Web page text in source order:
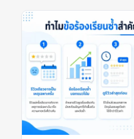
และข้อมูลจากหลายแหล่ง ก่อนตั
จากผู้เข้าพักมากกว่ารูปทางการ
เข้าพักมากกว่ารูปทางการไหม ห
น่าใช้เป็นข้อมูลประกอบการตัดสิ
ที่พักหรือแพลตฟอร์มจัดทำอย่างเ
ถ่ายและแนบไว้ในรีวิว รูปทางก
พื้นที่ให้ดูพร้อมที่สุด จึงช่วยให้เ
โครงสร้างบ้าน สไตล์การตกแต่
หลัก แต่ข้อจำกัดคืออาจไม่สะท้อ
หรือถ่ายเฉพาะมุมที่ดีที่สุด ส่วนรู
ธรรมชาติมากกว่า เห็นสภาพบ้าน
เล่น ห้องน้ำที่ใช้งานจริง พื้นที่ครัว